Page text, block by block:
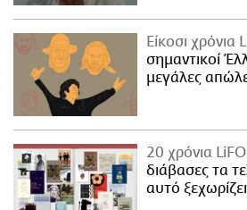
Είκοσι χρόνια
σημαντικοί
μεγάλες
20 χρόνια LiFO
διάβασες τα
αυτό